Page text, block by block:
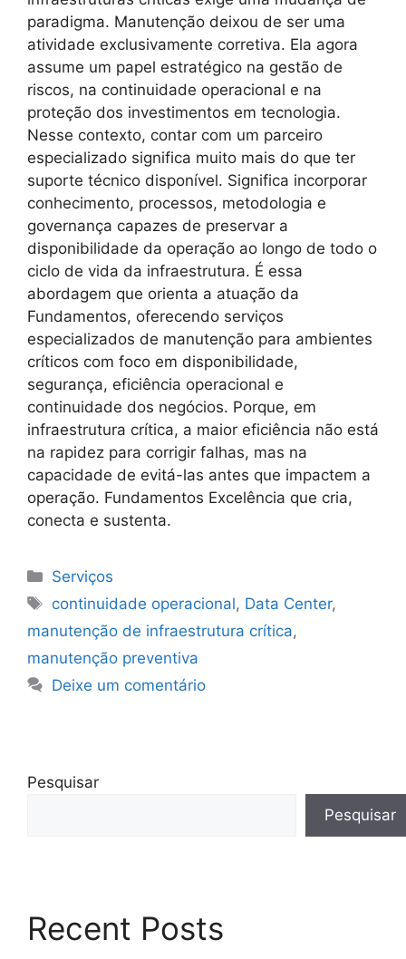
paradigma. Manutenção deixou de ser uma
atividade exclusivamente corretiva. Ela agora
assume um papel estratégico na gestão de
riscos, na continuidade operacional e na
proteção dos investimentos em tecnologia.
Nesse contexto, contar com um parceiro
especializado significa muito mais do que ter
suporte técnico disponível. Significa incorporar
conhecimento, processos, metodologia e
governança capazes de preservar a
disponibilidade da operação ao longo de todo o
ciclo de vida da infraestrutura. É essa
abordagem que orienta a atuação da
Fundamentos, oferecendo serviços
especializados de manutenção para ambientes
críticos com foco em disponibilidade,
segurança, eficiência operacional e
continuidade dos negócios. Porque, em
infraestrutura crítica, a maior eficiência não está
na rapidez para corrigir falhas, mas na
capacidade de evitá-las antes que impactem a
operação. Fundamentos Excelência que cria,
conecta e sustenta.
Serviços
continuidade operacional, Data Center,
manutenção de infraestrutura crítica,
manutenção preventiva
Deixe um comentário
Pesquisar
Pesquisar
Recent Posts